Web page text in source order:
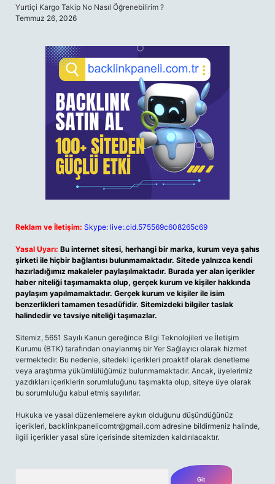
Yurtiçi Kargo Takip No Nasıl Öğrenebilirim ?
Temmuz 26, 2026
Reklam ve İletişim: Skype: live:.cid.575569c608265c69
Yasal Uyarı: Bu internet sitesi, herhangi bir marka, kurum veya şahıs
şirketi ile hiçbir bağlantısı bulunmamaktadır. Sitede yalnızca kendi
hazırladığımız makaleler paylaşılmaktadır. Burada yer alan içerikler
haber niteliği taşımamakta olup, gerçek kurum ve kişiler hakkında
paylaşım yapılmamaktadır. Gerçek kurum ve kişiler ile isim
benzerlikleri tamamen tesadüfidir. Sitemizdeki bilgiler taslak
halindedir ve tavsiye niteliği taşımazlar.
Sitemiz, 5651 Sayılı Kanun gereğince Bilgi Teknolojileri ve İletişim
Kurumu (BTK) tarafından onaylanmış bir Yer Sağlayıcı olarak hizmet
vermektedir. Bu nedenle, sitedeki içerikleri proaktif olarak denetleme
veya araştırma yükümlülüğümüz bulunmamaktadır. Ancak, üyelerimiz
yazdıkları içeriklerin sorumluluğunu taşımakta olup, siteye üye olarak
bu sorumluluğu kabul etmiş sayılırlar.
Hukuka ve yasal düzenlemelere aykırı olduğunu düşündüğünüz
içerikleri, backlinkpanelicomtr@gmail.com adresine bildirmeniz halinde,
ilgili içerikler yasal süre içerisinde sitemizden kaldırılacaktır.